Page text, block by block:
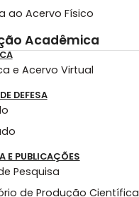
ao Acervo Físico
Acadêmica
e Acervo Virtual
DEFESA
E PUBLICAÇÕES
Pesquisa
de Produção Científica